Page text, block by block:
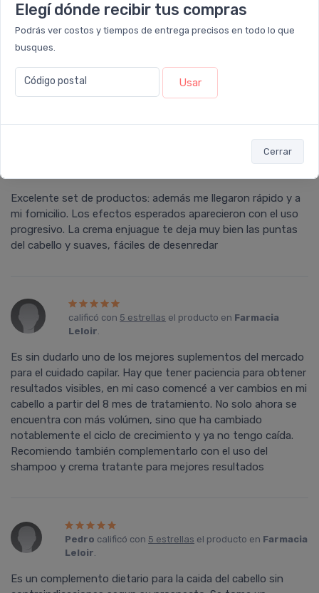
Elegí dónde recibir tus compras
Podrás ver costos y tiempos de entrega precisos en todo lo que
busques.
Código postal Usar
Cerrar
3
Excelente set de productos: además me llegaron rápido y a
mi fomicilio. Los efectos esperados aparecieron con el uso
progresivo. La crema enjuague te deja muy bien las puntas
del cabello y suaves, fáciles de desenredar
calificó con 5 estrellas el producto en Farmacia
Leloir.
Es sin dudarlo uno de los mejores suplementos del mercado
para el cuidado capilar. Hay que tener paciencia para obtener
resultados visibles, en mi caso comencé a ver cambios en mi
cabello a partir del 8 mes de tratamiento. No solo ahora se
encuentra con más volúmen, sino que ha cambiado
notablemente el ciclo de crecimiento y ya no tengo caída.
Recomiendo también complementarlo con el uso del
shampoo y crema tratante para mejores resultados
Pedro calificó con 5 estrellas el producto en Farmacia
Leloir.
Es un complemento dietario para la caida del cabello sin